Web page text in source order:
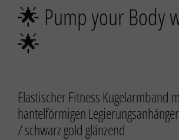
🌟 Pump your Body
🌟
Elastischer Fitness Kugelarmband
hantelförmigen
/ schwarz gold glänzend